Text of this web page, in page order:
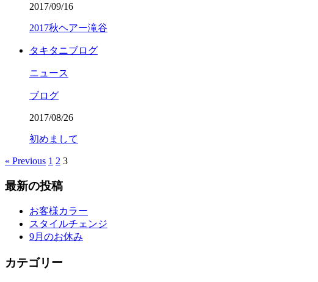
2017/09/16
2017秋ヘアー滝谷
タキタニブログ
ニュース
ブログ
2017/08/26
初めまして
« Previous 1 2 3
最新の投稿
お客様カラー
スタイルチェンジ
9月のお休み
カテゴリー